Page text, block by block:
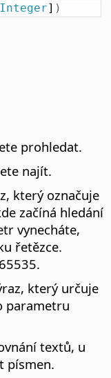
Integer] )
prohledat.
najít.
který označuje
začíná hledání
vynecháte,
řetězce.
který určuje
parametru
textů, u
písmen.